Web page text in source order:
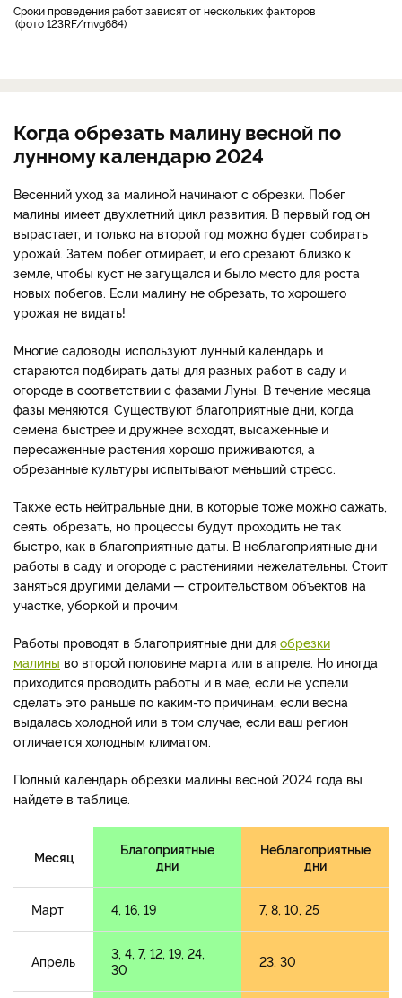
Сроки проведения работ зависят от нескольких факторов
фото 123RF/mvg684
Когда обрезать малину весной по
лунному календарю 2024
Весенний уход за малиной начинают с обрезки. Побег
малины имеет двухлетний цикл развития. В первый год он
вырастает, и только на второй год можно будет собирать
урожай. Затем побег отмирает, и его срезают близко к
земле, чтобы куст не загущался и было место для роста
новых побегов. Если малину не обрезать, то хорошего
урожая не видать!
Многие садоводы используют лунный календарь и
стараются подбирать даты для разных работ в саду и
огороде в соответствии с фазами Луны. В течение месяца
фазы меняются. Существуют благоприятные дни, когда
семена быстрее и дружнее всходят, высаженные и
пересаженные растения хорошо приживаются, а
обрезанные культуры испытывают меньший стресс.
Также есть нейтральные дни, в которые тоже можно сажать,
сеять, обрезать, но процессы будут проходить не так
быстро, как в благоприятные даты. В неблагоприятные дни
работы в саду и огороде с растениями нежелательны. Стоит
заняться другими делами — строительством объектов на
участке, уборкой и прочим.
Работы проводят в благоприятные дни для обрезки
малины во второй половине марта или в апреле. Но иногда
приходится проводить работы и в мае, если не успели
сделать это раньше по каким-то причинам, если весна
выдалась холодной или в том случае, если ваш регион
отличается холодным климатом.
Полный календарь обрезки малины весной 2024 года вы
найдете в таблице.
Месяц
Благоприятные
дни
Неблагоприятные
дни
Март 4, 16, 19 7, 8, 10, 25
Апрель
3, 4, 7, 12, 19, 24,
30
23, 30